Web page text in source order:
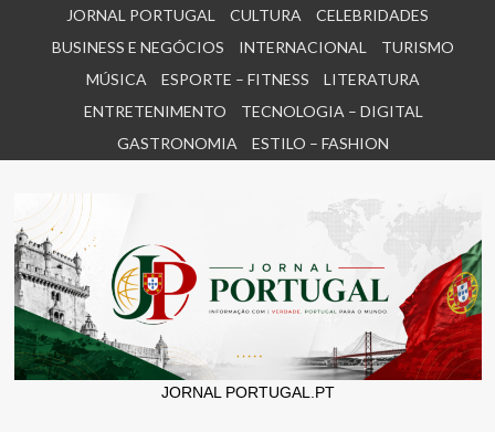
JORNAL PORTUGAL CULTURA
CELEBRIDADES
BUSINESS E NEGÓCIOS
INTERNACIONAL
TURISMO
MÚSICA
ESPORTE – FITNESS
LITERATURA
ENTRETENIMENTO
TECNOLOGIA – DIGITAL
GASTRONOMIA
ESTILO – FASHION
JORNAL PORTUGAL.PT